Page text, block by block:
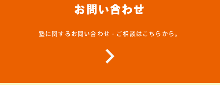
お問い合わせ
塾に関するお問い合わせ・ご相談はこちらから。